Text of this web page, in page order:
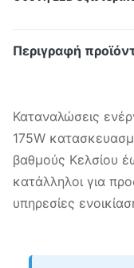
Περιγραφή
Καταναλώσεις
175W
βαθμούς Κελσίου
κατάλληλοι για
υπηρεσίες